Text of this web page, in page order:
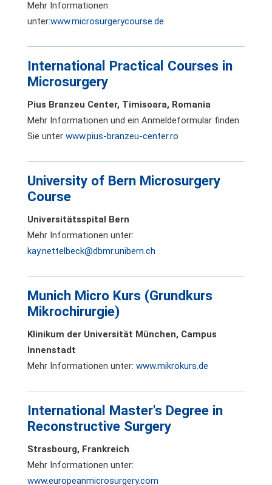
Mehr Informationen
unter:www.microsurgerycourse.de
International Practical Courses in
Microsurgery
Pius Branzeu Center, Timisoara, Romania
Mehr Informationen und ein Anmeldeformular finden
Sie unter www.pius-branzeu-center.ro
University of Bern Microsurgery
Course
Universitätsspital Bern
Mehr Informationen unter:
kay.nettelbeck@dbmr.unibern.ch
Munich Micro Kurs (Grundkurs
Mikrochirurgie)
Klinikum der Universität München, Campus
Innenstadt
Mehr Informationen unter: www.mikrokurs.de
International Master's Degree in
Reconstructive Surgery
Strasbourg, Frankreich
Mehr Informationen unter:
www.europeanmicrosurgery.com